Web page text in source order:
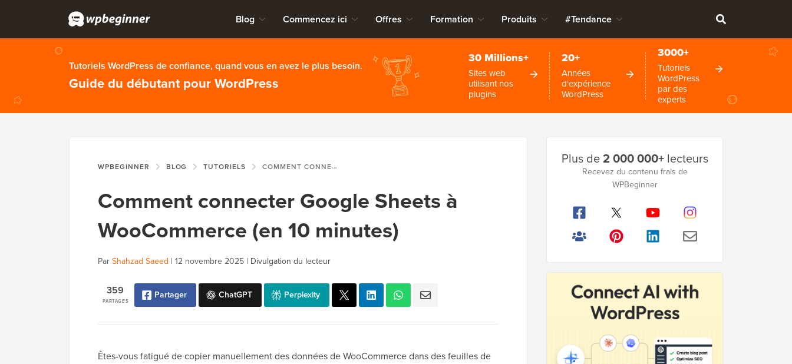
Blog Commencez ici Offres Formation Produits #Tendance
Tutoriels WordPress de confiance, quand vous en avez le plus besoin.
Guide du débutant pour WordPress
30 Millions+
Sites web
utilisant nos
plugins
20+
Années
d'expérience
WordPress
3000+
Tutoriels
WordPress
par des
experts
WPBEGINNER BLOG TUTORIELS COMMENT CONNECTER GOOGLE SHEETS À WOOCOMMERCE (EN 10 MINUTES)
Comment connecter Google Sheets à
WooCommerce (en 10 minutes)
ParShahzad Saeed | 12 novembre 2025 | Divulgation du lecteur
PARTAGES
359 Partager ChatGPT Perplexity
Êtes-vous fatigué de copier manuellement des données de WooCommerce dans des feuilles de
latérale
Plus de2 000 000+lecteurs
Recevez du contenu frais de
WPBeginner